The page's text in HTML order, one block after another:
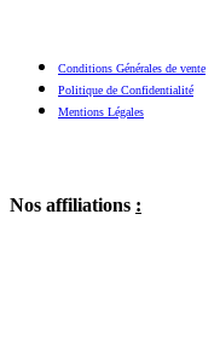
Conditions Générales de vente
Politique de Confidentialité
Mentions Légales
Nos affiliations :